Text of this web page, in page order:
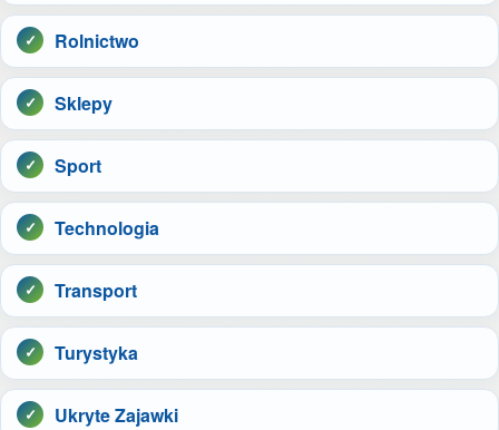
Rolnictwo
Sklepy
Sport
Technologia
Transport
Turystyka
Ukryte Zajawki